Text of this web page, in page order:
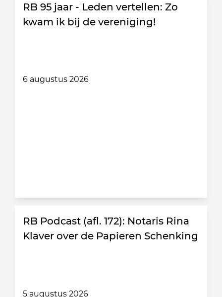
RB 95 jaar - Leden vertellen: Zo
kwam ik bij de vereniging!
6 augustus 2026
RB Podcast (afl. 172): Notaris Rina
Klaver over de Papieren Schenking
5 augustus 2026